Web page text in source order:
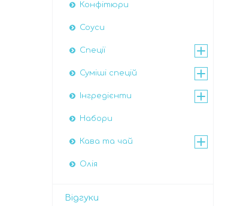
Конфітюри
Соуси
Спеції
Суміші спецій
Інгредієнти
Набори
Кава та чай
Олія
Відгуки